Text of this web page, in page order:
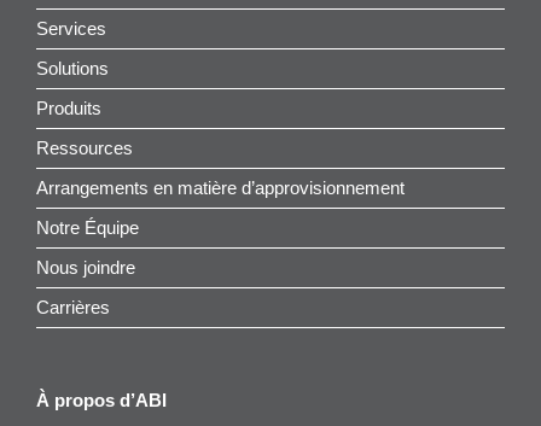
Services
Solutions
Produits
Ressources
Arrangements en matière d’approvisionnement
Notre Équipe
Nous joindre
Carrières
À propos d’ABI